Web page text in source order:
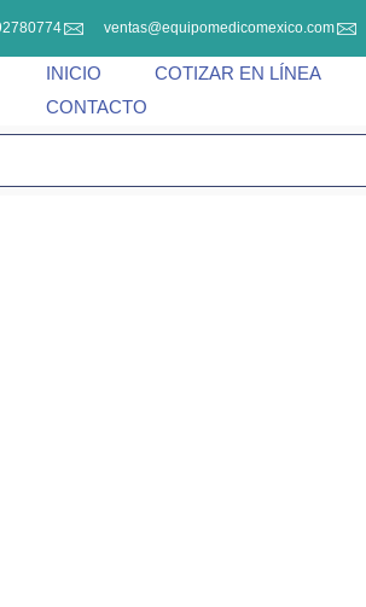
ventas@equipomedicomexico.com
INICIO COTIZAR EN LÍNEA
CONTACTO